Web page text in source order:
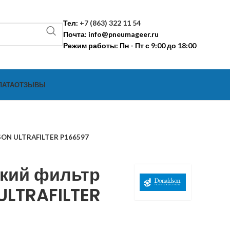
Тел: +7 (863) 322 11 54
Почта: info@pneumageer.ru
Режим работы: Пн - Пт с 9:00 до 18:00
ОТЗЫВЫ
ULTRAFILTER P166597
фильтр